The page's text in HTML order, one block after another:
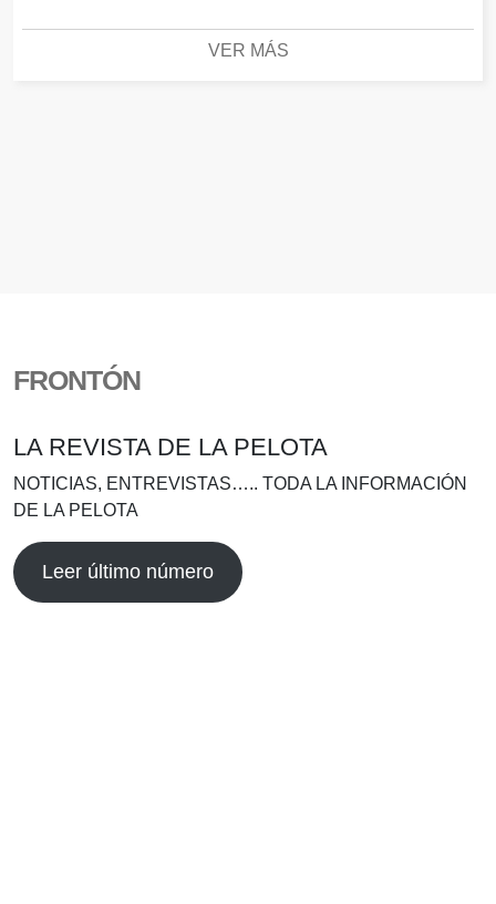
VER MÁS
FRONTÓN
LA REVISTA DE LA PELOTA
NOTICIAS, ENTREVISTAS….. TODA LA INFORMACIÓN
DE LA PELOTA
Leer último número